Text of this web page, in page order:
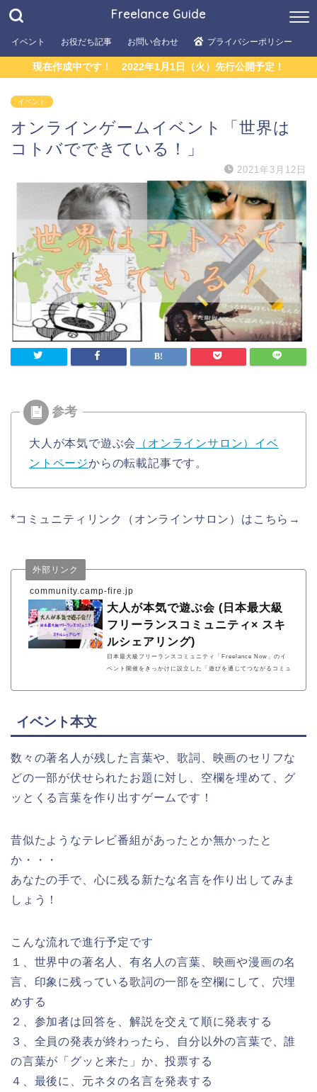
Freelance Guide
イベント お役だち記事 お問い合わせ プライバシーポリシー
現在作成中です！ 2022年1月1日（火）先行公開予定！
イベント
オンラインゲームイベント「世界は
コトバでできている！」
2021年3月12日
大人が本気で遊ぶ会
（オンラインサロン）イベ
ントページからの転載記事です。
*コミュニティリンク（オンラインサロン）はこちら→
community.camp-fire.jp
外部リンク
大人が本気で遊ぶ会 (日本最大級
フリーランスコミュニティ× スキ
ルシェアリング)
日本最大級フリーランスコミュニティ「Freelance Now」のイ
ベント開催をきっかけに設立した「遊びを通じてつながるコミュ
ながらに「スキルシェアリング」・「メンバー間での業務委託契
イベント本文
数々の著名人が残した言葉や、歌詞、映画のセリフな
どの一部が伏せられたお題に対し、空欄を埋めて、グ
ッとくる言葉を作り出すゲームです！
昔似たようなテレビ番組があったとか無かったと
か・・・
あなたの手で、心に残る新たな名言を作り出してみま
しょう！
こんな流れで進行予定です
１、世界中の著名人、有名人の言葉、映画や漫画の名
言、印象に残っている歌詞の一部を空欄にして、穴埋
めする
２、参加者は回答を、解説を交えて順に発表する
３、全員の発表が終わったら、自分以外の言葉で、誰
の言葉が「グッと来た」か、投票する
４、最後に、元ネタの名言を発表する